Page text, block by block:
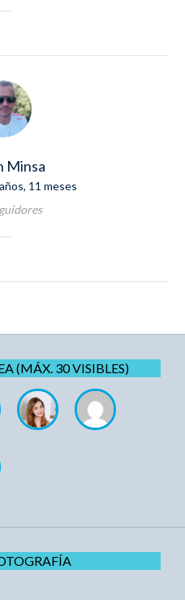
Minsa
11 meses
(MÁX. 30 VISIBLES)